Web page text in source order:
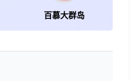
百慕大群岛